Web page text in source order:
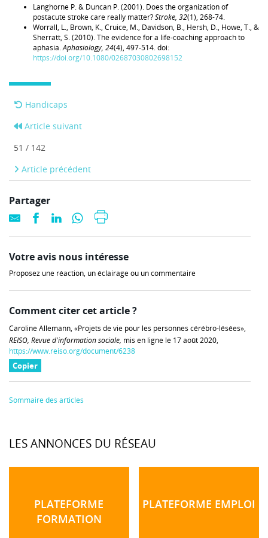
Langhorne P. & Duncan P. (2001). Does the organization of
postacute stroke care really matter?Stroke, 32(1), 268-74.
Worrall, L., Brown, K., Cruice, M., Davidson, B., Hersh, D., Howe, T., &
Sherratt, S. (2010). The evidence for a life-coaching approach to
aphasia.Aphasiology, 24(4), 497‑514. doi:
https://doi.org/10.1080/02687030802698152
Handicaps
Article suivant
51 / 142
Article précédent
Partager
Votre avis nous intéresse
Proposez une réaction, un éclairage ou un commentaire
Comment citer cet article ?
Caroline Allemann, «Projets de vie pour les personnes cérébro-lésées»,
REISO, Revue d'information sociale, mis en ligne le 17 août 2020,
https://www.reiso.org/document/6238
Copier
Sommaire des articles
LES ANNONCES DU RÉSEAU
PLATEFORME
FORMATION
PLATEFORME EMPLOI